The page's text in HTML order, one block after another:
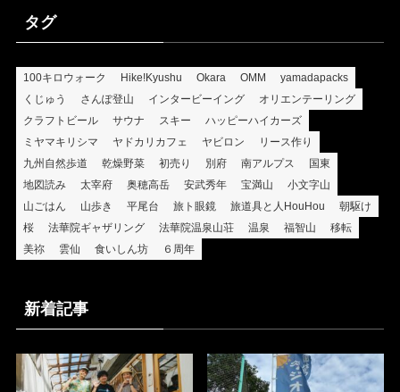
タグ
100キロウォーク Hike!Kyushu Okara OMM
yamadapacks
くじゅう
さんぽ登山 インタービーイング
オリエンテーリング
クラフトビール
サウナ スキー
ハッピーハイカーズ
ミヤマキリシマ
ヤドカリカフェ ヤビロン
リース作り
九州自然歩道
乾燥野菜 初売り 別府 南アルプス
国東
地図読み
太宰府 奥穂高岳 安武秀年 宝満山
小文字山
山ごはん
山歩き 平尾台 旅ト眼鏡 旅道具と人HouHou
朝駆け
桜
法華院ギャザリング 法華院温泉山荘 温泉 福智山
移転
美祢
雲仙 食いしん坊 ６周年
新着記事